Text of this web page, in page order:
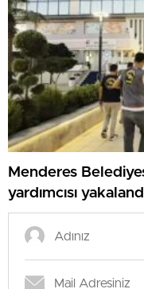
Menderes
yardımcısı